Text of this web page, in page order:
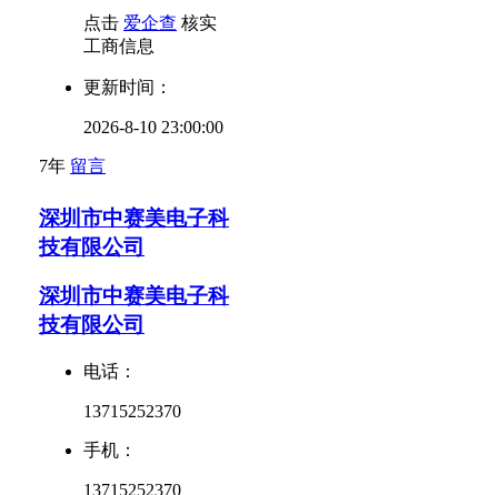
点击 爱企查 核实
工商信息
更新时间：
2026-8-10 23:00:00
7年 留言
深圳市中赛美电子科
技有限公司
深圳市中赛美电子科
技有限公司
电话：
13715252370
手机：
13715252370